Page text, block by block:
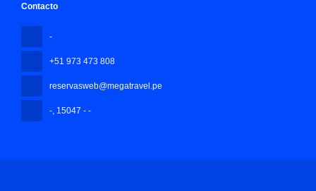
Contacto
-
+51 973 473 808
reservasweb@megatravel.pe
- , 15047 - -